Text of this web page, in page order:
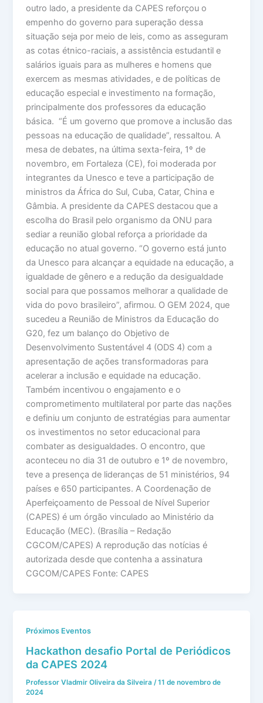
outro lado, a presidente da CAPES reforçou o
empenho do governo para superação dessa
situação seja por meio de leis, como as asseguram
as cotas étnico-raciais, a assistência estudantil e
salários iguais para as mulheres e homens que
exercem as mesmas atividades, e de políticas de
educação especial e investimento na formação,
principalmente dos professores da educação
básica. “É um governo que promove a inclusão das
pessoas na educação de qualidade”, ressaltou. A
mesa de debates, na última sexta-feira, 1º de
novembro, em Fortaleza (CE), foi moderada por
integrantes da Unesco e teve a participação de
ministros da África do Sul, Cuba, Catar, China e
Gâmbia. A presidente da CAPES destacou que a
escolha do Brasil pelo organismo da ONU para
sediar a reunião global reforça a prioridade da
educação no atual governo. “O governo está junto
da Unesco para alcançar a equidade na educação, a
igualdade de gênero e a redução da desigualdade
social para que possamos melhorar a qualidade de
vida do povo brasileiro”, afirmou. O GEM 2024, que
sucedeu a Reunião de Ministros da Educação do
G20, fez um balanço do Objetivo de
Desenvolvimento Sustentável 4 (ODS 4) com a
apresentação de ações transformadoras para
acelerar a inclusão e equidade na educação.
Também incentivou o engajamento e o
comprometimento multilateral por parte das nações
e definiu um conjunto de estratégias para aumentar
os investimentos no setor educacional para
combater as desigualdades. O encontro, que
aconteceu no dia 31 de outubro e 1º de novembro,
teve a presença de lideranças de 51 ministérios, 94
países e 650 participantes. A Coordenação de
Aperfeiçoamento de Pessoal de Nível Superior
(CAPES) é um órgão vinculado ao Ministério da
Educação (MEC). (Brasília – Redação
CGCOM/CAPES) A reprodução das notícias é
autorizada desde que contenha a assinatura
CGCOM/CAPES Fonte: CAPES
Próximos Eventos
Hackathon desafio Portal de Periódicos
da CAPES 2024
Professor Vladmir Oliveira da Silveira/11 de novembro de
2024